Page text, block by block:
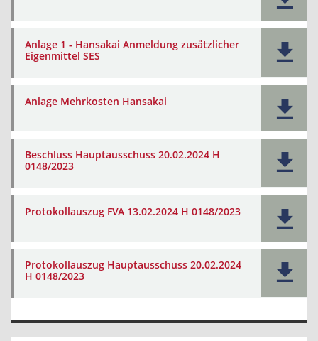
Anlage 1 - Hansakai Anmeldung zusätzlicher
Eigenmittel SES
Anlage Mehrkosten Hansakai
Beschluss Hauptausschuss 20.02.2024 H
0148/2023
Protokollauszug FVA 13.02.2024 H 0148/2023
Protokollauszug Hauptausschuss 20.02.2024
H 0148/2023